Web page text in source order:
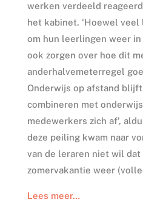
werken verdeeld
het kabinet. ‘Hoewel
om hun leerlingen weer
ook zorgen over hoe dit
anderhalvemeterregel
Onderwijs op afstand
combineren met
medewerkers zich af’,
deze peiling kwam naar
van de leraren niet wil
zomervakantie weer
Lees meer…